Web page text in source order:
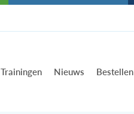
Trainingen Nieuws Bestellen